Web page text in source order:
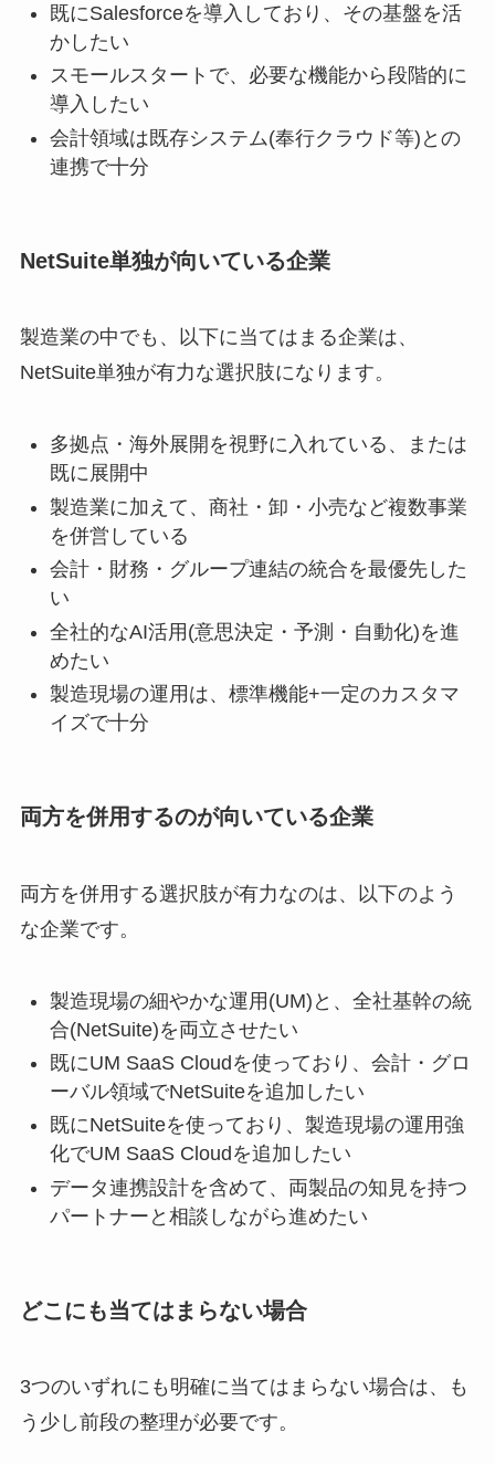
既にSalesforceを導入しており、その基盤を活
かしたい
スモールスタートで、必要な機能から段階的に
導入したい
会計領域は既存システム(奉行クラウド等)との
連携で十分
NetSuite単独が向いている企業
製造業の中でも、以下に当てはまる企業は、
NetSuite単独が有力な選択肢になります。
多拠点・海外展開を視野に入れている、または
既に展開中
製造業に加えて、商社・卸・小売など複数事業
を併営している
会計・財務・グループ連結の統合を最優先した
い
全社的なAI活用(意思決定・予測・自動化)を進
めたい
製造現場の運用は、標準機能+一定のカスタマ
イズで十分
両方を併用するのが向いている企業
両方を併用する選択肢が有力なのは、以下のよう
な企業です。
製造現場の細やかな運用(UM)と、全社基幹の統
合(NetSuite)を両立させたい
既にUM SaaS Cloudを使っており、会計・グロ
ーバル領域でNetSuiteを追加したい
既にNetSuiteを使っており、製造現場の運用強
化でUM SaaS Cloudを追加したい
データ連携設計を含めて、両製品の知見を持つ
パートナーと相談しながら進めたい
どこにも当てはまらない場合
3つのいずれにも明確に当てはまらない場合は、も
う少し前段の整理が必要です。